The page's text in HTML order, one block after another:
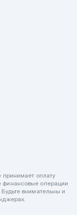
принимает оплату
финансовые операции
внимательны и